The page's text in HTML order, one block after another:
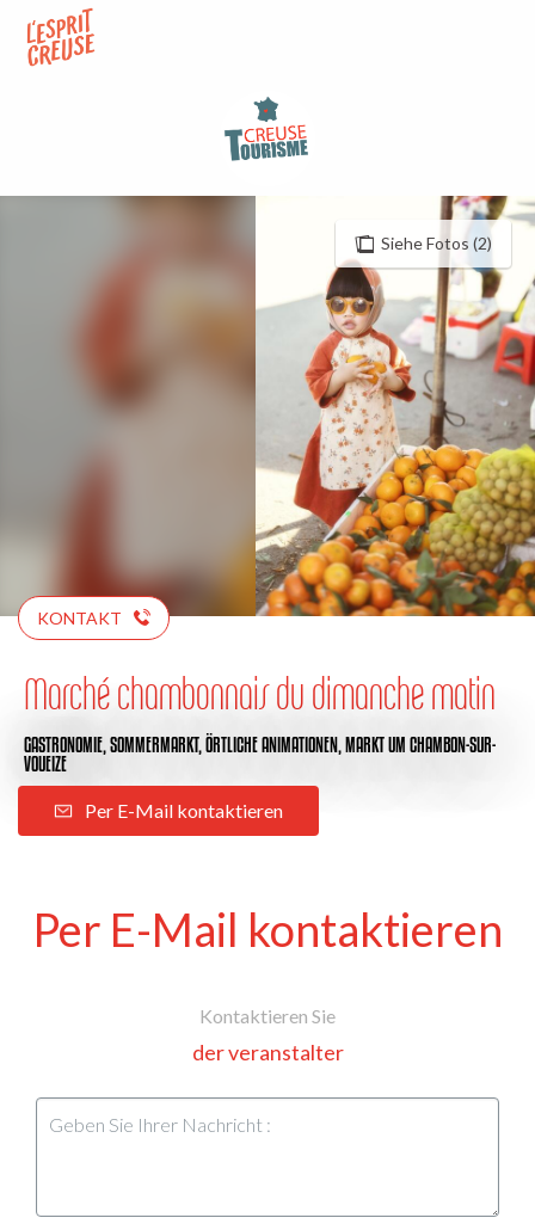
contenu
Siehe Fotos (2)
KONTAKT
Marché chambonnais du dimanche matin
GASTRONOMIE, SOMMERMARKT, ÖRTLICHE ANIMATIONEN, MARKTUM CHAMBON-SUR-
VOUEIZE
Per E-Mail kontaktieren
Per E-Mail kontaktieren
Kontaktieren Sie
der veranstalter